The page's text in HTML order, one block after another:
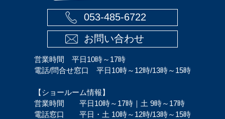
053-485-6722
お問い合わせ
営業時間 平日10時～17時
電話/問合せ窓口 平日10時～12時/13時～15時
【ショールーム情報】
営業時間 平日10時～17時｜土 9時～17時
電話窓口 平日・土 10時～12時/13時～15時